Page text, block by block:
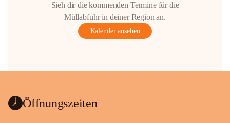
Sieh dir die kommenden Termine für die
Müllabfuhr in deiner Region an.
Kalender ansehen
Öffnungszeiten